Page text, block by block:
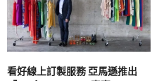
看好線上訂製服務 亞馬遜推出